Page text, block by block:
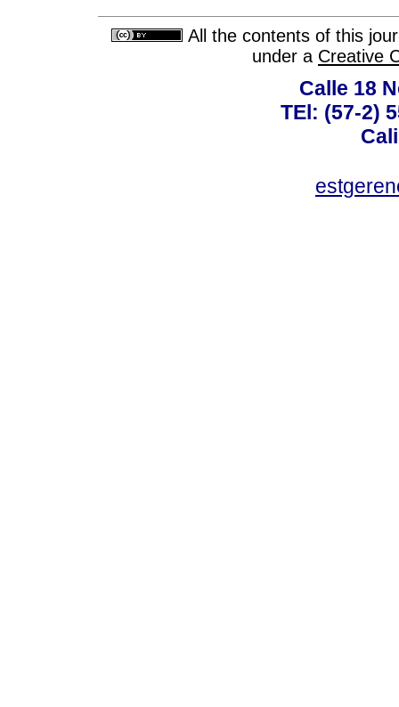
All the contents of this
under a Creative
Calle 18
TEl: (57-2)